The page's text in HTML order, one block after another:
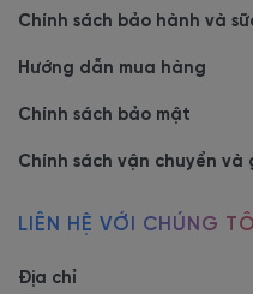
Chính sách bảo hành và
Hướng dẫn mua hàng
Chính sách bảo mật
Chính sách vận chuyển và
LIÊN HỆ VỚI CHÚNG TÔI
Địa chỉ